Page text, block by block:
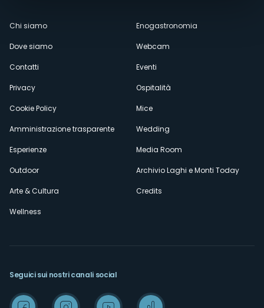
Menù
secondario
Chi siamo
Dove siamo
Contatti
Privacy
Cookie Policy
Amministrazione trasparente
Esperienze
Outdoor
Arte & Cultura
Wellness
Enogastronomia
Webcam
Eventi
Ospitalità
Mice
Wedding
Media Room
Archivio Laghi e Monti Today
Credits
Seguici sui nostri canali social